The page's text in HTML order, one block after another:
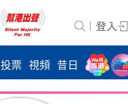
投票 視頻 昔日 系列 活